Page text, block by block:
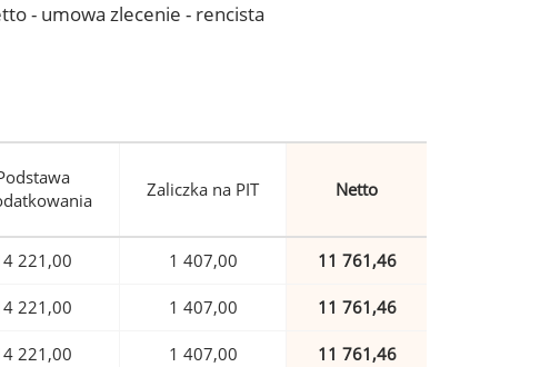
- umowa zlecenie - rencista
Zaliczka na PIT Netto
221,00 1 407,00 11 761,46
221,00 1 407,00 11 761,46
221,00 1 407,00 11 761,46